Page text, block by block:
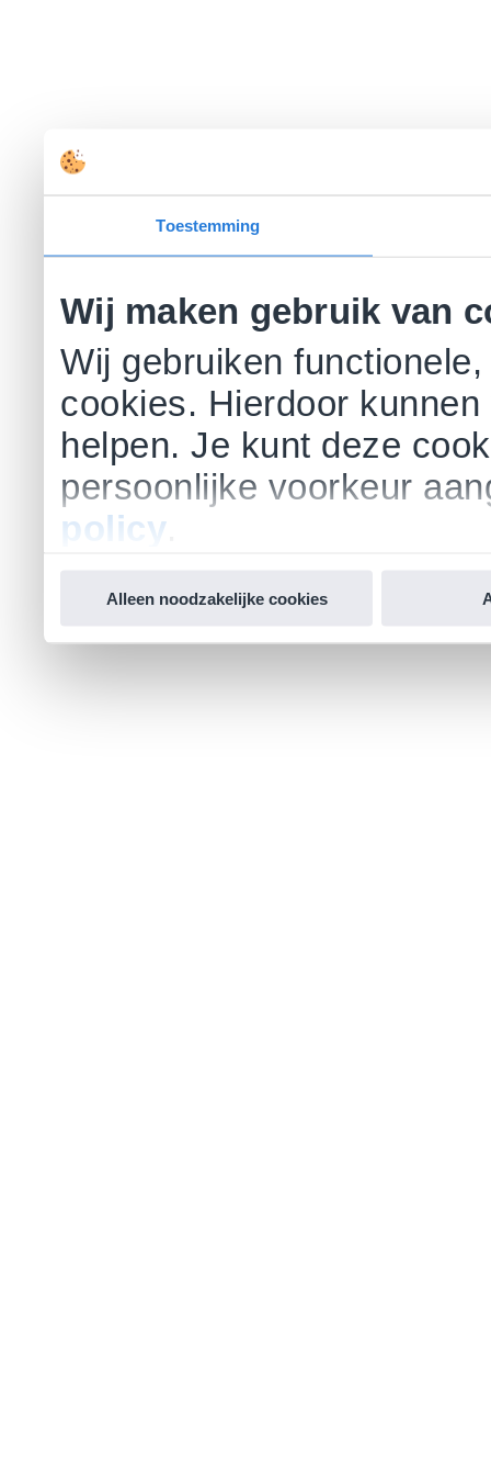
Toestemming
Wij maken gebruik van
Wij gebruiken
cookies. Hierdoor
helpen. Je kunt deze
persoonlijke voorkeur
policy
Alleen noodzakelijke cookies